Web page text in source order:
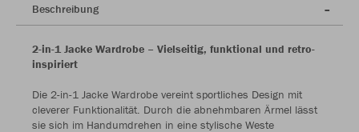
Beschreibung
2-in-1 Jacke Wardrobe – Vielseitig, funktional und retro-
inspiriert
Die 2-in-1 Jacke Wardrobe vereint sportliches Design mit
cleverer Funktionalität. Durch die abnehmbaren Ärmel lässt
sie sich im Handumdrehen in eine stylische Weste